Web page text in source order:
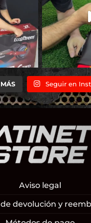
Seguir en
Aviso legal
devolución y